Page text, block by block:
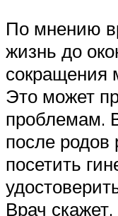
По мнению
жизнь до
сокращения
Это может
проблемам.
после родов
посетить
Врач